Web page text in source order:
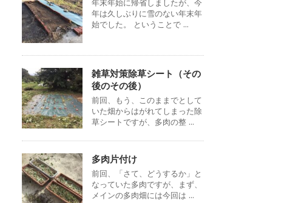
年末年始に帰省しましたが、今
年は久しぶりに雪のない年末年
始でした。 ということで ...
雑草対策除草シート（その
後のその後）
前回、もう、このままでとして
いた畑からはがれてしまった除
草シートですが、多肉の整 ...
多肉片付け
前回、「さて、どうするか」と
なっていた多肉ですが、まず、
メインの多肉畑には今回は ...